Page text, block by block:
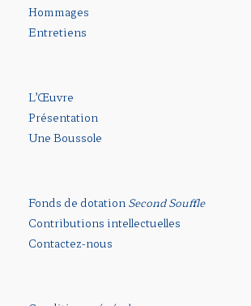
Hommages
Entretiens
L’Œuvre
Présentation
Une Boussole
Fonds de dotation Second Souffle
Contributions intellectuelles
Contactez-nous